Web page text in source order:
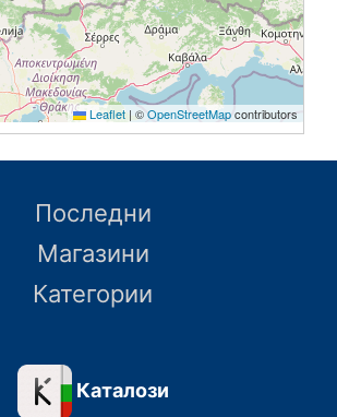
Leaflet | ©OpenStreetMapcontributors
Последни
Магазини
Категории
Каталози